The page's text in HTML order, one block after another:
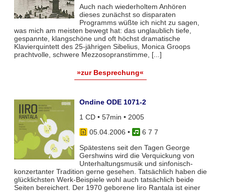
Auch nach wiederholtem Anhören
dieses zunächst so disparaten
Programms wüßte ich nicht zu sagen,
was mich am meisten bewegt hat: das unglaublich tiefe,
gespannte, klangschöne und oft höchst dramatische
Klavierquintett des 25-jährigen Sibelius, Monica Groops
prachtvolle, schwere Mezzosopranstimme, [...]
»zur Besprechung«
Ondine ODE 1071-2
1 CD • 57min • 2005
05.04.2006 •
6 7 7
Spätestens seit den Tagen George
Gershwins wird die Verquickung von
Unterhaltungsmusik und sinfonisch-
konzertanter Tradition gerne gesehen. Tatsächlich haben die
glücklichsten Werk-Beispiele wohl auch tatsächlich beide
Seiten bereichert. Der 1970 geborene Iiro Rantala ist einer